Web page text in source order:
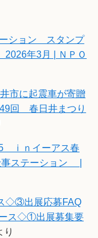
ション スタンプ
年3月 | ＮＰＯ
市に起震車が寄贈
49回 春日井まつり
ｉｎイーアス春
事ステーション |
◇③出展応募FAQ
ス◇①出展募集要
り